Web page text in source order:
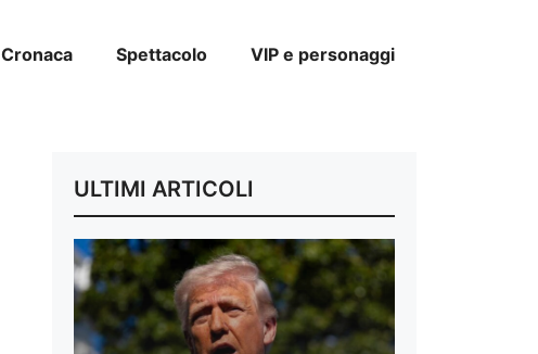
Cronaca Spettacolo VIP e personaggi
ULTIMI ARTICOLI